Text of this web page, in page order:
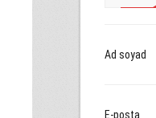
Ad soyad
E-posta